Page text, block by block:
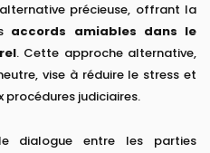
précieuse, offrant la
accords amiables dans le
. Cette approche alternative,
vise à réduire le stress et
procédures judiciaires.
dialogue entre les parties